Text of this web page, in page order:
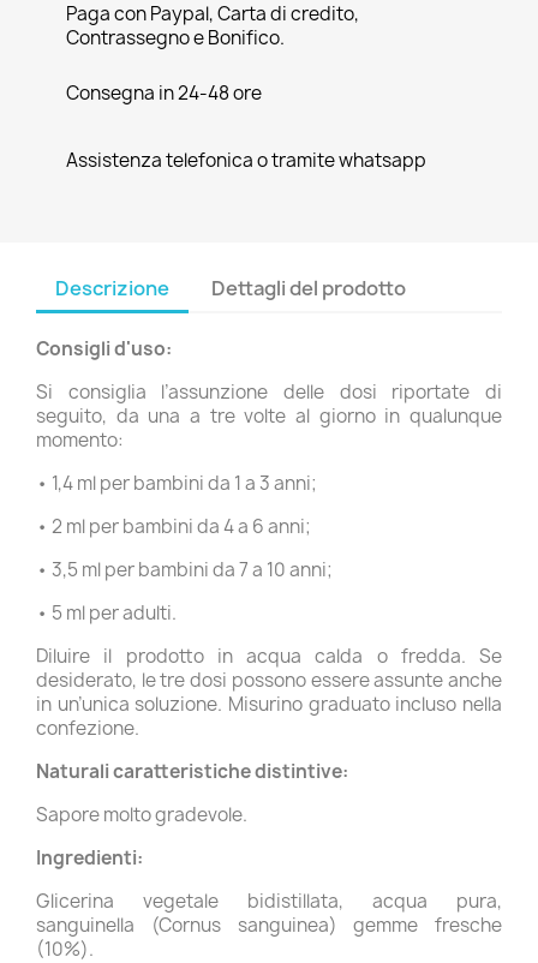
Paga con Paypal, Carta di credito,
Contrassegno e Bonifico.
Consegna in 24-48 ore
Assistenza telefonica o tramite whatsapp
Descrizione Dettagli del prodotto
Consigli d'uso:
Si consiglia l’assunzione delle dosi riportate di
seguito, da una a tre volte al giorno in qualunque
momento:
• 1,4 ml per bambini da 1 a 3 anni;
• 2 ml per bambini da 4 a 6 anni;
• 3,5 ml per bambini da 7 a 10 anni;
• 5 ml per adulti.
Diluire il prodotto in acqua calda o fredda. Se
desiderato, le tre dosi possono essere assunte anche
in un’unica soluzione. Misurino graduato incluso nella
confezione.
Naturali caratteristiche distintive:
Sapore molto gradevole.
Ingredienti:
Glicerina vegetale bidistillata, acqua pura,
sanguinella (Cornus sanguinea) gemme fresche
(10%).